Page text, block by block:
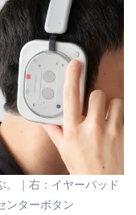
。｜右：イヤーパッド
ンターボタン